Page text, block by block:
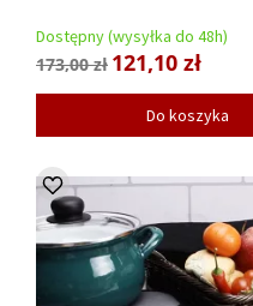
Dostępny (wysyłka do 48h)
173,00 zł 121,10 zł
Do koszyka